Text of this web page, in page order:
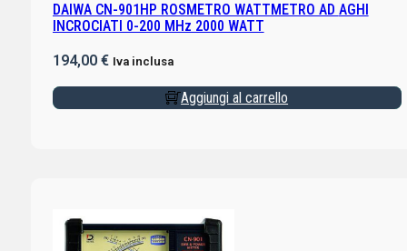
DAIWA CN-901HP ROSMETRO WATTMETRO AD AGHI
INCROCIATI 0-200 MHz 2000 WATT
194,00 € Iva inclusa
Aggiungi al carrello